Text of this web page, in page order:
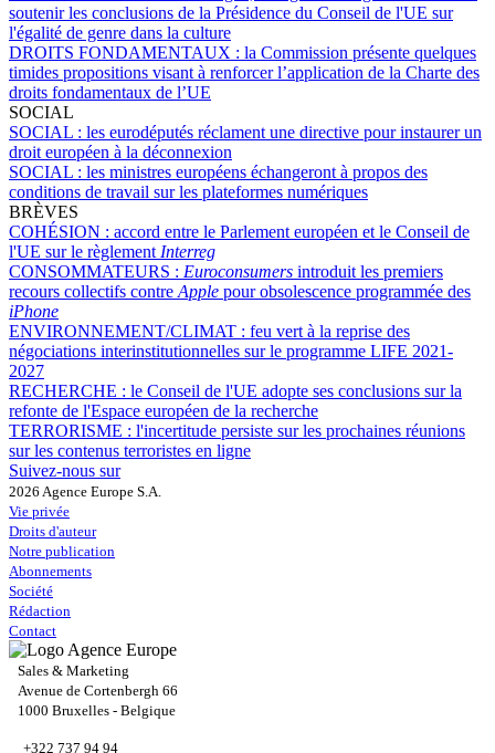
soutenir les conclusions de la Présidence du Conseil de l'UE sur
l'égalité de genre dans la culture
DROITS FONDAMENTAUX : la Commission présente quelques
timides propositions visant à renforcer l’application de la Charte des
droits fondamentaux de l’UE
SOCIAL
SOCIAL : les eurodéputés réclament une directive pour instaurer un
droit européen à la déconnexion
SOCIAL : les ministres européens échangeront à propos des
conditions de travail sur les plateformes numériques
BRÈVES
COHÉSION : accord entre le Parlement européen et le Conseil de
l'UE sur le règlement Interreg
CONSOMMATEURS : Euroconsumers introduit les premiers
recours collectifs contre Apple pour obsolescence programmée des
iPhone
ENVIRONNEMENT/CLIMAT : feu vert à la reprise des
négociations interinstitutionnelles sur le programme LIFE 2021-
2027
RECHERCHE : le Conseil de l'UE adopte ses conclusions sur la
refonte de l'Espace européen de la recherche
TERRORISME : l'incertitude persiste sur les prochaines réunions
sur les contenus terroristes en ligne
Suivez-nous sur
2026 Agence Europe S.A.
Vie privée
Droits d'auteur
Notre publication
Abonnements
Société
Rédaction
Contact
Sales & Marketing
Avenue de Cortenbergh 66
1000 Bruxelles - Belgique
+322 737 94 94